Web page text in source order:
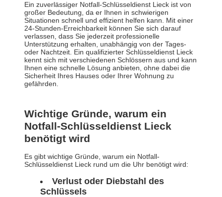
Ein zuverlässiger Notfall-Schlüsseldienst Lieck ist von
großer Bedeutung, da er Ihnen in schwierigen
Situationen schnell und effizient helfen kann. Mit einer
24-Stunden-Erreichbarkeit können Sie sich darauf
verlassen, dass Sie jederzeit professionelle
Unterstützung erhalten, unabhängig von der Tages-
oder Nachtzeit. Ein qualifizierter Schlüsseldienst Lieck
kennt sich mit verschiedenen Schlössern aus und kann
Ihnen eine schnelle Lösung anbieten, ohne dabei die
Sicherheit Ihres Hauses oder Ihrer Wohnung zu
gefährden.
Wichtige Gründe, warum ein
Notfall-Schlüsseldienst Lieck
benötigt wird
Es gibt wichtige Gründe, warum ein Notfall-
Schlüsseldienst Lieck rund um die Uhr benötigt wird:
Verlust oder Diebstahl des
Schlüssels